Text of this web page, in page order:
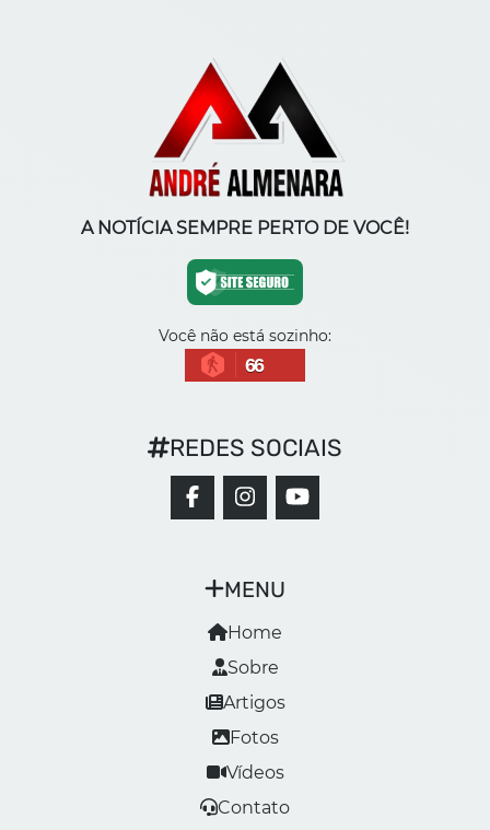
A NOTÍCIA SEMPRE PERTO DE VOCÊ!
Você não está sozinho:
66
MENU
Home
Sobre
Artigos
Fotos
Vídeos
Contato
REDES SOCIAIS